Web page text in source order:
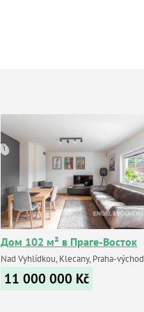
Дом 102 м² в Праге-Восток
Nad Vyhlídkou, Klecany, Praha-východ
11 000 000 Kč